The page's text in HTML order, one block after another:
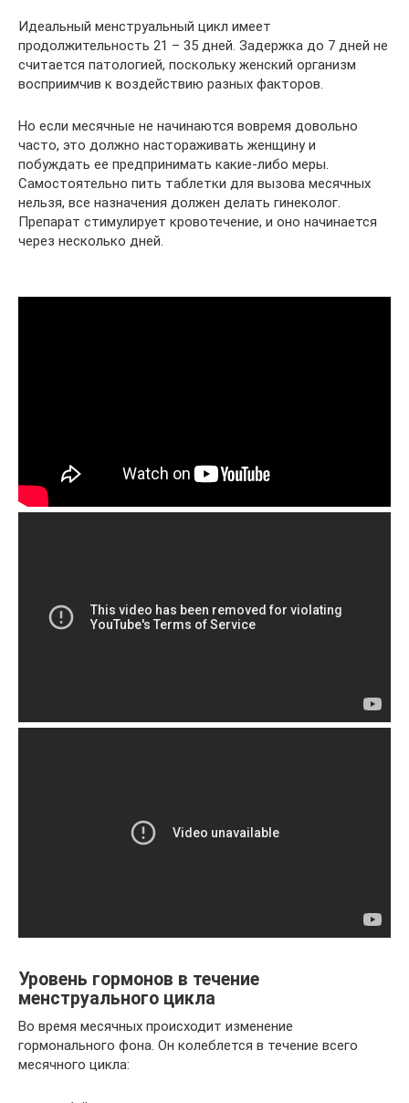
Идеальный менструальный цикл имеет
продолжительность 21 – 35 дней. Задержка до 7 дней не
считается патологией, поскольку женский организм
восприимчив к воздействию разных факторов.
Но если месячные не начинаются вовремя довольно
часто, это должно настораживать женщину и
побуждать ее предпринимать какие-либо меры.
Самостоятельно пить таблетки для вызова месячных
нельзя, все назначения должен делать гинеколог.
Препарат стимулирует кровотечение, и оно начинается
через несколько дней.
Уровень гормонов в течение
менструального цикла
Во время месячных происходит изменение
гормонального фона. Он колеблется в течение всего
месячного цикла: